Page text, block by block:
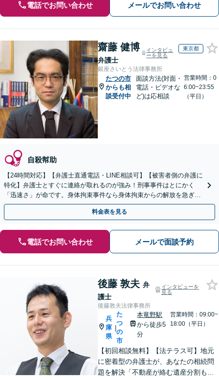
電話でお問い合わせ メールでお問い合わせ
齋藤 健博
弁護士
インタビュ
ーを見る
東京都
銀座さいとう法律事務所
たつの市
からも相
談受付中
面談方法(対面・
電話・ビデオな
ど)は応相談
営業時間：0
6:00~23:55
（平日）
自殺幇助
【24時間対応】【弁護士直通電話・LINE相談可】【被害者側の弁護に
特化】弁護士とすぐに連絡が取れるのが強み！刑事事件はとにかく
「迅速さ」が命です。身体拘束事件なら身体拘束からの解放を急ぎま
す。示談交渉はお任せください。
料金表を見る
電話でお問い合わせ メールで面談予約
後藤 敦夫 弁
護士
インタビューを
見る
後藤敦夫法律事務所
兵
庫
県
|
た
つ
の
市
本竜野駅
から徒歩5
分
営業時間：09:00~
18:00（平日）
【初回相談無料】【法テラス可】地元
に密着型の弁護士が、あなたの相続問
題を解決「不動産が絡む遺産分割も的